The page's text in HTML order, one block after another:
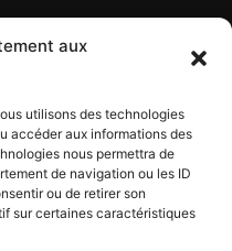
aux
utilisons des technologies
accéder aux informations des
nous permettra de
de navigation ou les ID
ou de retirer son
sur certaines caractéristiques